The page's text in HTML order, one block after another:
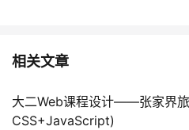
相关文章
大二Web课程设计——张家界
CSS+JavaScript)